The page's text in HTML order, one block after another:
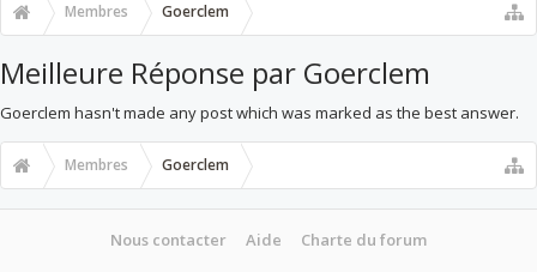
Membres Goerclem
Meilleure Réponse par Goerclem
Goerclem hasn't made any post which was marked as the best answer.
Membres Goerclem
Nous contacter Aide Charte du forum